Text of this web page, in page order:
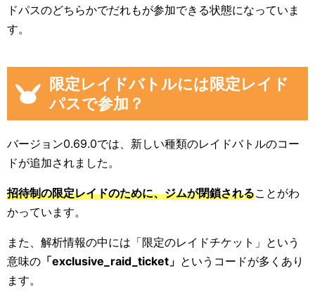
ドパスのどちらかでだれもが参加できる状態になっていま
す。
限定レイドバトルには限定レイド
パスで参加？
バージョン0.69.0では、新しい種類のレイドバトルのコー
ドが追加されました。
招待制の限定レイドのために、ジムが閉鎖されることがわ
かっています。
また、解析情報の中には「限定のレイドチケット」という
意味の 「exclusive_raid_ticket」 というコードが多くあり
ます。